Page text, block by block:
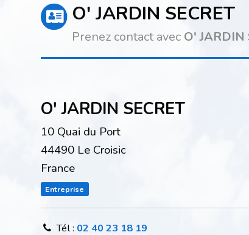
O' JARDIN SECRET
Prenez contact avec O' JARDIN
O' JARDIN SECRET
10 Quai du Port
44490 Le Croisic
France
Entreprise
Tél : 02 40 23 18 19